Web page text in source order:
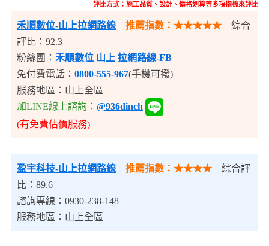
評比方式：施工品質、設計、價格划算等多項指標來評比
禾順數位-山上拉網路線 推薦指數：★★★★★
綜合
評比：92.3
粉絲團： 禾順數位 山上 拉網路線-FB
免付費電話： 0800-555-967(手機可撥)
服務地區：山上全區
加LINE線上諮詢： @936dinch
(有免費估價服務)
盈宇科技-山上拉網路線 推薦指數：★★★★
綜合評
比：89.6
諮詢專線：0930-238-148
服務地區：山上全區